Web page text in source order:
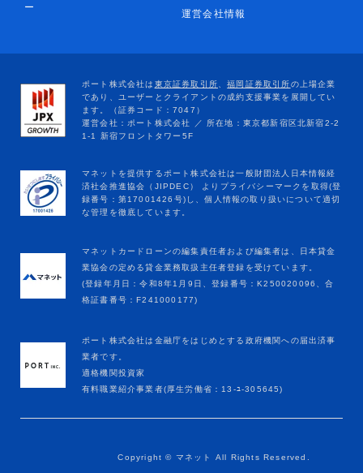
ー
運営会社情報
マネットカードローンの編集責任者および編集者は、日本貸金
業協会の定める貸金業務取扱主任者登録を受けています。
(登録年月日：令和8年1月9日、登録番号：K250020096、合
格証書番号：F241000177)
ポート株式会社は金融庁をはじめとする政府機関への届出済事
業者です。
適格機関投資家
有料職業紹介事業者(厚生労働省：13-ﾕ-305645)